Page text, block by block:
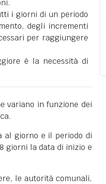
i giorni di un periodo
degli incrementi
per raggiungere
è la necessità di
variano in funzione dei
al giorno e il periodo di
giorni la data di inizio e
le autorità comunali,